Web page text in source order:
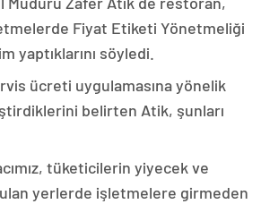
Fiyat Etiketi Yönetmeliği
yaptıklarını söyledi.
ücreti uygulamasına yönelik
belirten Atik, şunları
tüketicilerin yiyecek ve
yerlerde işletmelere girmeden